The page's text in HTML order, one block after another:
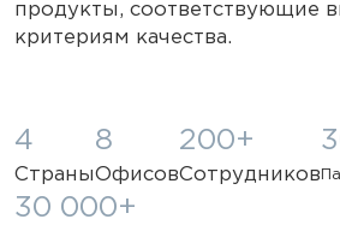
продукты, соответствующие
критериям качества.
4
Страны
8
Офисов
200+
Сотрудников
30 000+